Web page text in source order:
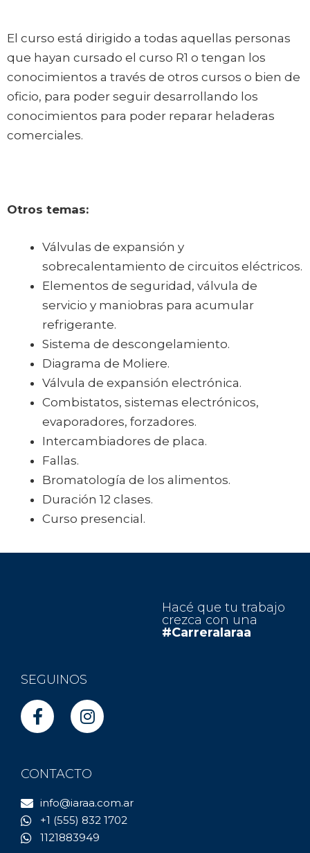
El curso está dirigido a todas aquellas personas
que hayan cursado el curso R1 o tengan los
conocimientos a través de otros cursos o bien de
oficio, para poder seguir desarrollando los
conocimientos para poder reparar heladeras
comerciales.
Otros temas:
Válvulas de expansión y
sobrecalentamiento de circuitos eléctricos.
Elementos de seguridad, válvula de
servicio y maniobras para acumular
refrigerante.
Sistema de descongelamiento.
Diagrama de Moliere.
Válvula de expansión electrónica.
Combistatos, sistemas electrónicos,
evaporadores, forzadores.
Intercambiadores de placa.
Fallas.
Bromatología de los alimentos.
Duración 12 clases.
Curso presencial.
Hacé que tu trabajo
crezca con una
#CarreraIaraa
SEGUINOS
CONTACTO
info@iaraa.com.ar
+1 (555) 832 1702
1121883949